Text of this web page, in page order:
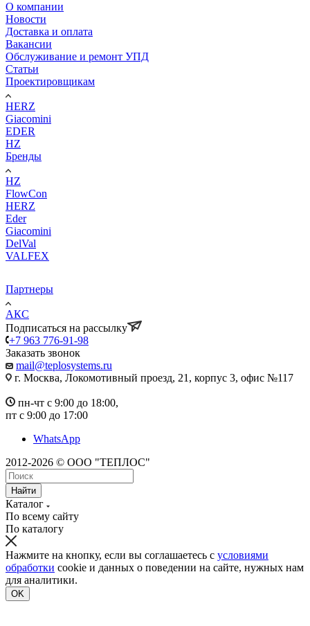
О компании
Новости
Доставка и оплата
Вакансии
Обслуживание и ремонт УПД
Статьи
Проектировщикам
HERZ
Giacomini
EDER
HZ
Бренды
HZ
FlowCon
HERZ
Eder
Giacomini
DelVal
VALFEX
Партнеры
АКС
Подписаться на рассылку
+7 963 776-91-98
Заказать звонок
mail@teplosystems.ru
г. Москва, Локомотивный проезд, 21, корпус 3, офис №117
пн-чт с 9:00 до 18:00,
пт с 9:00 до 17:00
WhatsApp
2012-2026 © ООО "ТЕПЛОС"
Найти
Каталог
По всему сайту
По каталогу
Нажмите на кнопку, если вы соглашаетесь с условиями
обработки cookie и данных о поведении на сайте, нужных нам
для аналитики.
OK